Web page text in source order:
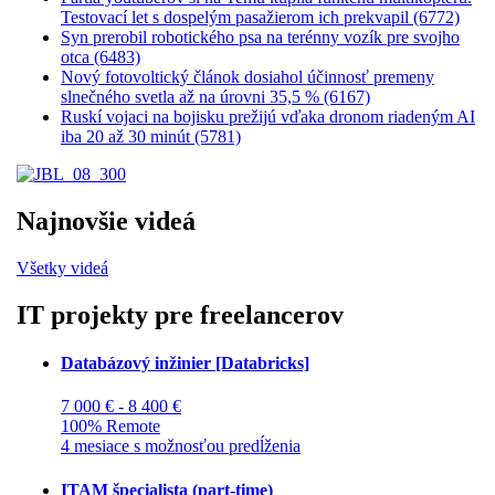
Testovací let s dospelým pasažierom ich prekvapil (6772)
Syn prerobil robotického psa na terénny vozík pre svojho
otca (6483)
Nový fotovoltický článok dosiahol účinnosť premeny
slnečného svetla až na úrovni 35,5 % (6167)
Ruskí vojaci na bojisku prežijú vďaka dronom riadeným AI
iba 20 až 30 minút (5781)
Najnovšie videá
Všetky videá
IT projekty pre freelancerov
Databázový inžinier [Databricks]
7 000 € - 8 400 €
100% Remote
4 mesiace s možnosťou predĺženia
ITAM špecialista (part-time)